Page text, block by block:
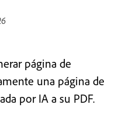
página de
una página de
por IA a su PDF.